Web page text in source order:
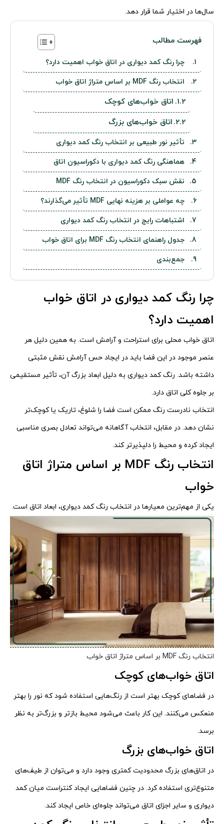
سال‌ها در اختیار شما قرار دهد.
فهرست مطالب
چرا رنگ کمد دیواری در اتاق خواب اهمیت دارد؟
انتخاب رنگ MDF بر اساس متراژ اتاق خواب
اتاق خواب‌های کوچک
اتاق خواب‌های بزرگ
تأثیر نور طبیعی بر انتخاب رنگ کمد دیواری
هماهنگی رنگ کمد دیواری با دکوراسیون اتاق
نقش سبک دکوراسیون در انتخاب رنگ MDF
چه عواملی بر هزینه نهایی MDF تأثیر می‌گذارند؟
اشتباهات رایج در انتخاب رنگ کمد دیواری
جدول راهنمای انتخاب رنگ MDF برای اتاق خواب
جمع‌بندی
چرا رنگ کمد دیواری در اتاق خواب
اهمیت دارد؟
اتاق خواب محلی برای استراحت و آرامش است. به همین دلیل هر
عنصر موجود در این فضا باید در ایجاد حس آرامش نقش مثبتی
داشته باشد. رنگ کمد دیواری به دلیل ابعاد بزرگ آن، تأثیر مستقیمی
بر جلوه کلی اتاق دارد.
انتخاب نادرست رنگ ممکن است فضا را شلوغ، تاریک یا کوچک‌تر
نشان دهد. در مقابل، انتخاب آگاهانه می‌تواند تعادل بصری مناسبی
ایجاد کرده و محیط را دلپذیرتر کند.
انتخاب رنگ MDF بر اساس متراژ اتاق
خواب
یکی از مهم‌ترین معیارها در انتخاب رنگ کمد دیواری، ابعاد اتاق است.
انتخاب رنگ MDF بر اساس متراژ اتاق خواب
اتاق خواب‌های کوچک
در فضاهای کوچک بهتر است از رنگ‌هایی استفاده شود که نور را بهتر
منعکس می‌کنند. این کار باعث می‌شود محیط بازتر و بزرگ‌تر به نظر
برسد.
اتاق خواب‌های بزرگ
در اتاق‌های بزرگ محدودیت کمتری وجود دارد و می‌توان از طیف‌های
متنوع‌تری استفاده کرد. در چنین فضاهایی ایجاد کنتراست میان کمد
دیواری و سایر اجزای اتاق می‌تواند جلوه‌ای خاص ایجاد کند.